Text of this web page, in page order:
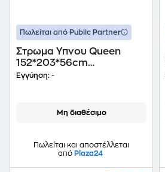
Πωλείται από Public Partner
Στρωμα Υπνου Queen
152*203*56cm
(εσωτ.τρομπα)
Εγγύηση: -
Μη διαθέσιμο
Πωλείται και αποστέλλεται
από Plaza24